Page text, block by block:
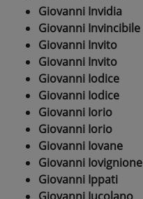
Giovanni Invidia
Giovanni Invincibile
Giovanni Invito
Giovanni Invito
Giovanni Iodice
Giovanni Iodice
Giovanni Iorio
Giovanni Iorio
Giovanni Iovane
Giovanni Iovignione
Giovanni Ippati